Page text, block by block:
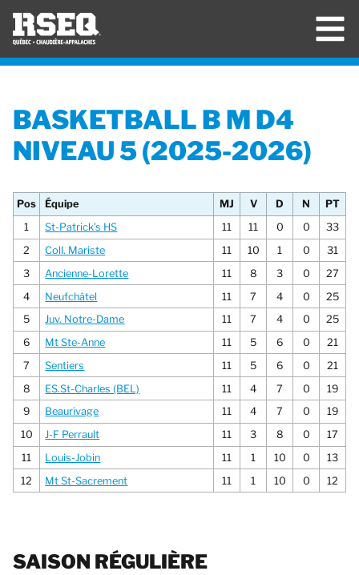
BASKETBALL B M D4
NIVEAU 5 (2025-2026)
Pos Équipe MJ V D N
PT
1
St-Patrick's HS 11 11 0 0
33
2
Coll. Mariste 11 10 1 0
31
3
Ancienne-Lorette 11 8 3 0
27
4
Neufchâtel 11 7 4 0
25
5
Juv. Notre-Dame 11 7 4 0
25
6
Mt Ste-Anne 11 5 6 0
21
7
Sentiers 11 5 6 0
21
8
ES.St-Charles (BEL) 11 4 7 0
19
9
Beaurivage 11 4 7 0
19
10
J-F Perrault 11 3 8 0
17
11
Louis-Jobin 11 1 10 0
13
12
Mt St-Sacrement 11 1 10 0 12
SAISON RÉGULIÈRE